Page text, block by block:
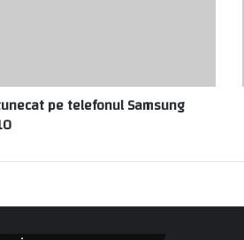
pe telefonul Samsung